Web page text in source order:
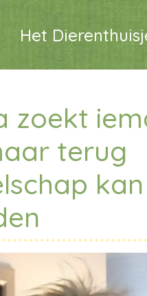
Het
zoekt
terug
kan